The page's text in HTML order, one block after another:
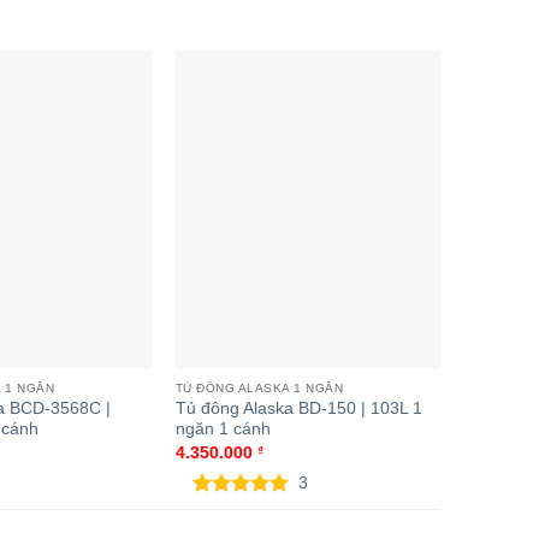
1 NGĂN
3568C |
TỦ ĐÔNG ALASKA 1 NGĂN
Tủ đông Alaska BD-150 | 103L 1
ngăn 1 cánh
4.350.000 ₫
3